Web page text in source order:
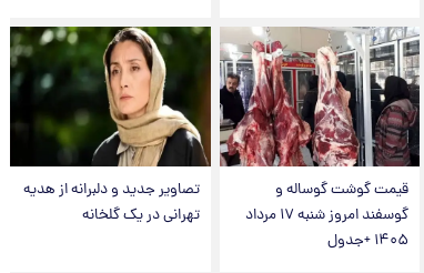
قیمت گوشت گوساله و
گوسفند امروز شنبه ۱۷ مرداد
۱۴۰۵ +جدول
تصاویر جدید و دلبرانه از هدیه
تهرانی در یک گلخانه